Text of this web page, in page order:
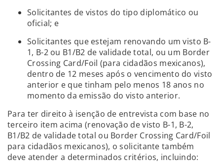
Solicitantes de vistos do tipo diplomático ou
oficial; e
Solicitantes que estejam renovando um visto B-
1, B-2 ou B1/B2 de validade total, ou um Border
Crossing Card/Foil (para cidadãos mexicanos),
dentro de 12 meses após o vencimento do visto
anterior e que tinham pelo menos 18 anos no
momento da emissão do visto anterior.
Para ter direito à isenção de entrevista com base no
terceiro item acima (renovação de visto B-1, B-2,
B1/B2 de validade total ou Border Crossing Card/Foil
para cidadãos mexicanos), o solicitante também
deve atender a determinados critérios, incluindo: